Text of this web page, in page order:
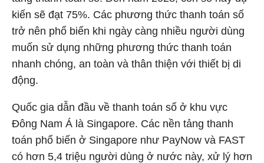
kiến sẽ đạt 75%. Các phương thức thanh toán số
trở nên phổ biến khi ngày càng nhiều người dùng
muốn sử dụng những phương thức thanh toán
nhanh chóng, an toàn và thân thiện với thiết bị di
động.
Quốc gia dẫn đầu về thanh toán số ở khu vực
Đông Nam Á là Singapore. Các nền tảng thanh
toán phổ biến ở Singapore như PayNow và FAST
có hơn 5,4 triệu người dùng ở nước này, xử lý hơn